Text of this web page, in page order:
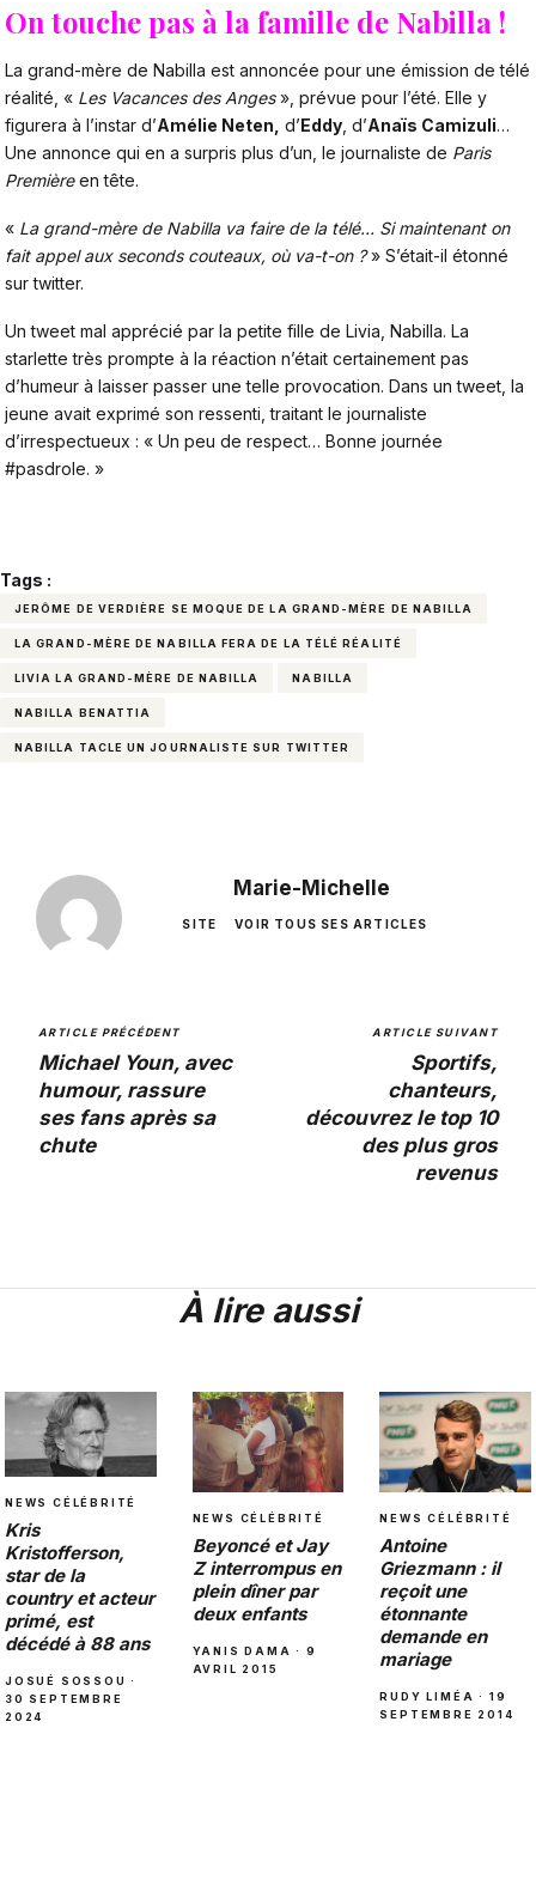
On touche pas à la famille de Nabilla !
La grand-mère de Nabilla est annoncée pour une émission de télé
réalité, « Les Vacances des Anges», prévue pour l’été. Elle y
figurera à l’instar d’Amélie Neten, d’Eddy , d’Anaïs Camizuli…
Une annonce qui en a surpris plus d’un, le journaliste de Paris
Premièreen tête.
« La grand-mère de Nabilla va faire de la télé… Si maintenant on
fait appel aux seconds couteaux, où va-t-on ?» S’était-il étonné
sur twitter.
Un tweet mal apprécié par la petite fille de Livia, Nabilla. La
starlette très prompte à la réaction n’était certainement pas
d’humeur à laisser passer une telle provocation. Dans un tweet, la
jeune avait exprimé son ressenti, traitant le journaliste
d’irrespectueux : « Un peu de respect… Bonne journée
#pasdrole. »
Tags :
JERÔME DE VERDIÈRE SE MOQUE DE LA GRAND-MÈRE DE NABILLA
LA GRAND-MÈRE DE NABILLA FERA DE LA TÉLÉ RÉALITÉ
LIVIA LA GRAND-MÈRE DE NABILLA NABILLA
NABILLA BENATTIA
NABILLA TACLE UN JOURNALISTE SUR TWITTER
Marie-Michelle
SITE VOIR TOUS SES ARTICLES
ARTICLE PRÉCÉDENT
Michael Youn, avec
humour, rassure
ses fans après sa
chute
ARTICLE SUIVANT
Sportifs,
chanteurs,
découvrez le top 10
des plus gros
revenus
À lire aussi
NEWS CÉLÉBRITÉ
Kris
Kristofferson,
star de la
country et acteur
primé, est
décédé à 88 ans
JOSUÉ SOSSOU ·
30 SEPTEMBRE
2024
NEWS CÉLÉBRITÉ
Beyoncé et Jay
Z interrompus en
plein dîner par
deux enfants
YANIS DAMA · 9
AVRIL 2015
NEWS CÉLÉBRITÉ
Antoine
Griezmann : il
reçoit une
étonnante
demande en
mariage
RUDY LIMÉA · 19
SEPTEMBRE 2014